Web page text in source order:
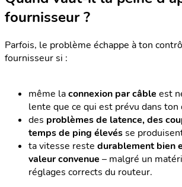
fournisseur ?
Parfois, le problème échappe à ton
fournisseur si :
même laconnexion par câble est
lente que ce qui est prévu dans ton
des problèmes de latence, des
tempsde ping élevésse
ta vitesse reste durablement bien
valeur convenue – malgré un
réglages corrects du routeur.